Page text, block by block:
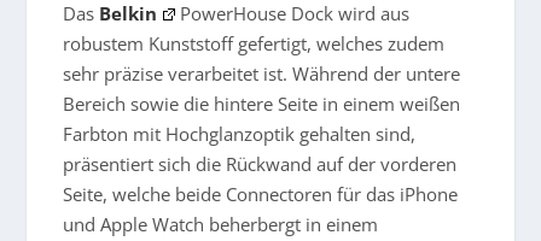
Das Belkin
PowerHouse Dock wird aus
robustem Kunststoff gefertigt, welches zudem
sehr präzise verarbeitet ist. Während der untere
Bereich sowie die hintere Seite in einem weißen
Farbton mit Hochglanzoptik gehalten sind,
präsentiert sich die Rückwand auf der vorderen
Seite, welche beide Connectoren für das iPhone
und Apple Watch beherbergt in einem